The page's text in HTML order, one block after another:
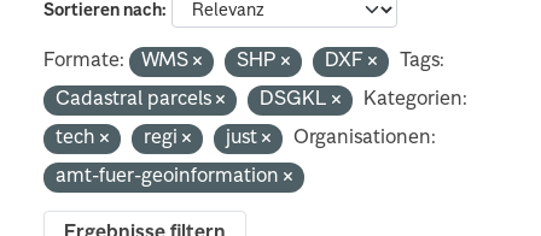
Sortieren nach
Formate: WMS SHP DXF
Tags:
Cadastral parcels
DSGKL
Kategorien:
tech
regi just
Organisationen:
amt-fuer-geoinformation